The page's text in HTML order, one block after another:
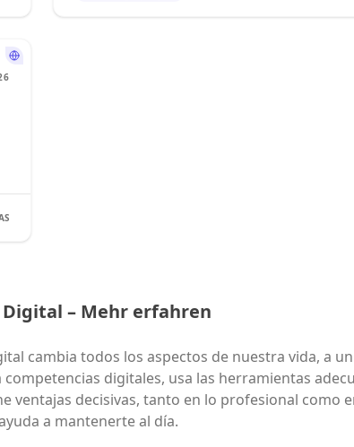
Digital – Mehr erfahren
cambia todos los aspectos de nuestra vida, a
digitales, usa las herramientas
ventajas decisivas, tanto en lo profesional como
a mantenerte al día.